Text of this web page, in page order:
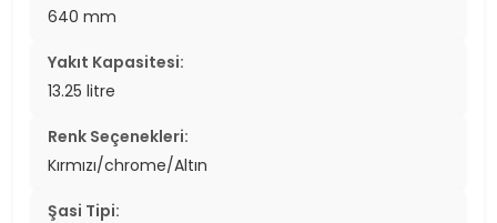
640 mm
Yakıt Kapasitesi:
13.25 litre
Renk Seçenekleri:
Kırmızı/chrome/Altın
Şasi Tipi: